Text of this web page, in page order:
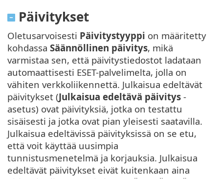
Päivitykset
Oletusarvoisesti Päivitystyyppi on määritetty
kohdassa Säännöllinen päivitys, mikä
varmistaa sen, että päivitystiedostot ladataan
automaattisesti ESET-palvelimelta, jolla on
vähiten verkkoliikennettä. Julkaisua edeltävät
päivitykset (Julkaisua edeltävä päivitys -
asetus) ovat päivityksiä, jotka on testattu
sisäisesti ja jotka ovat pian yleisesti saatavilla.
Julkaisua edeltävissä päivityksissä on se etu,
että voit käyttää uusimpia
tunnistusmenetelmä ja korjauksia. Julkaisua
edeltävät päivitykset eivät kuitenkaan aina